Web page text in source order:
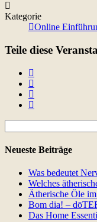
Kategorie
Online
Teile diese
nach:
Neueste Beiträge
Was bedeutet
Welches
Ätherische Öle
Bom dia! –
Das Home